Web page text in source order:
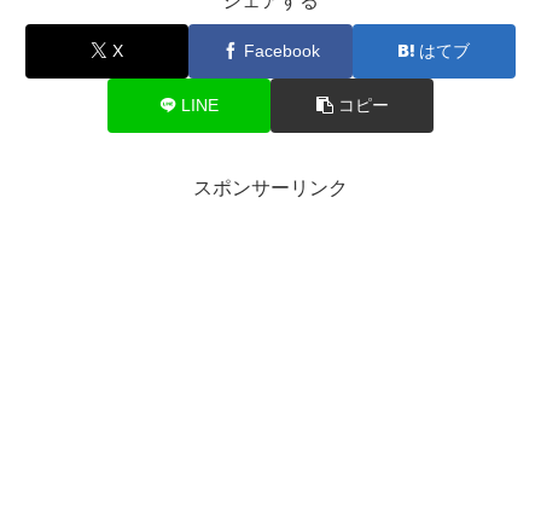
X Facebook はてブ
LINE コピー
スポンサーリンク